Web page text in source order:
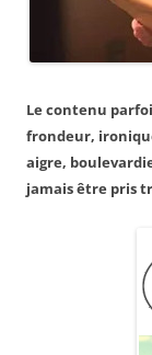
Le contenu
frondeur,
aigre,
jamais être pris